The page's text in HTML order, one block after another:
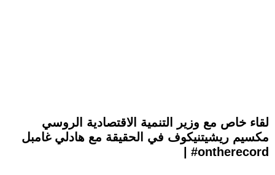
لقاء خاص مع وزير التنمية الاقتصادية الروسي
مكسيم ريشيتنيكوف في الحقيقة مع هادلي غامبل
| #ontherecord